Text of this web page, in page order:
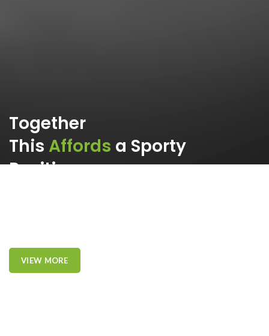
Together
This Affords a Sporty
Position.
VIEW MORE